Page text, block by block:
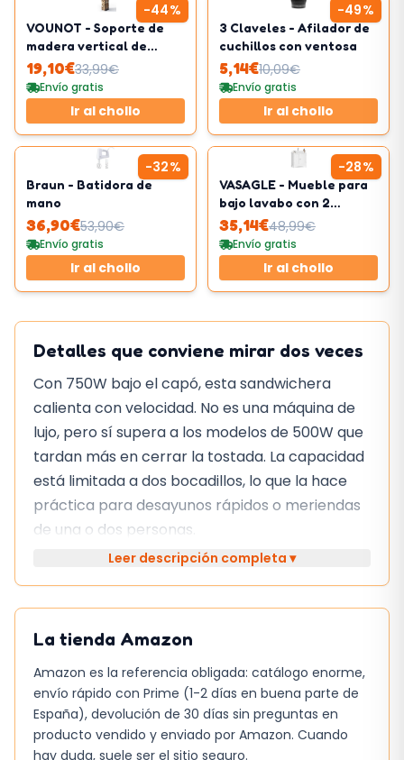
-44%
VOUNOT - Soporte de
madera vertical de
metal
19,10€33,99€
Envío gratis
Ir al chollo
-49%
3 Claveles - Afilador de
cuchillos con ventosa
5,14€10,09€
Envío gratis
Ir al chollo
-32%
Braun - Batidora de
mano
36,90€53,90€
Envío gratis
Ir al chollo
-28%
VASAGLE - Mueble para
bajo lavabo con 2
puertas
35,14€48,99€
Envío gratis
Ir al chollo
Detalles que conviene mirar dos veces
Con 750W bajo el capó, esta sandwichera
calienta con velocidad. No es una máquina de
lujo, pero sí supera a los modelos de 500W que
tardan más en cerrar la tostada. La capacidad
está limitada a dos bocadillos, lo que la hace
práctica para desayunos rápidos o meriendas
de una o dos personas.
El cuerpo es de metal y la placa antiadherente
facilita la limpieza, aunque con el tiempo puede
requerir un poco de aceite para evitar que los
restos se peguen. No incluye temporizador, así
que el control queda en el usuario, lo que puede
ser una desventaja si prefieres precisión
automática.
Leer descripción completa ▾
La tienda Amazon
Amazon es la referencia obligada: catálogo enorme,
envío rápido con Prime (1-2 días en buena parte de
España), devolución de 30 días sin preguntas en
producto vendido y enviado por Amazon. Cuando
hay duda, suele ser el sitio seguro.